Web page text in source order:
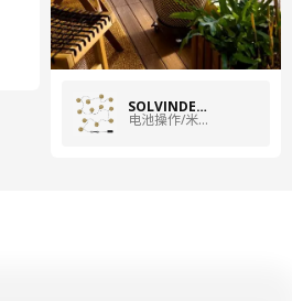
SOLVINDEN 索文顿
电池操作/米黄色